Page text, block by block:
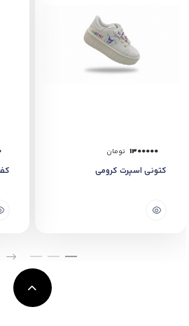
1300000 تومان
کتونی اسپرت کرومی